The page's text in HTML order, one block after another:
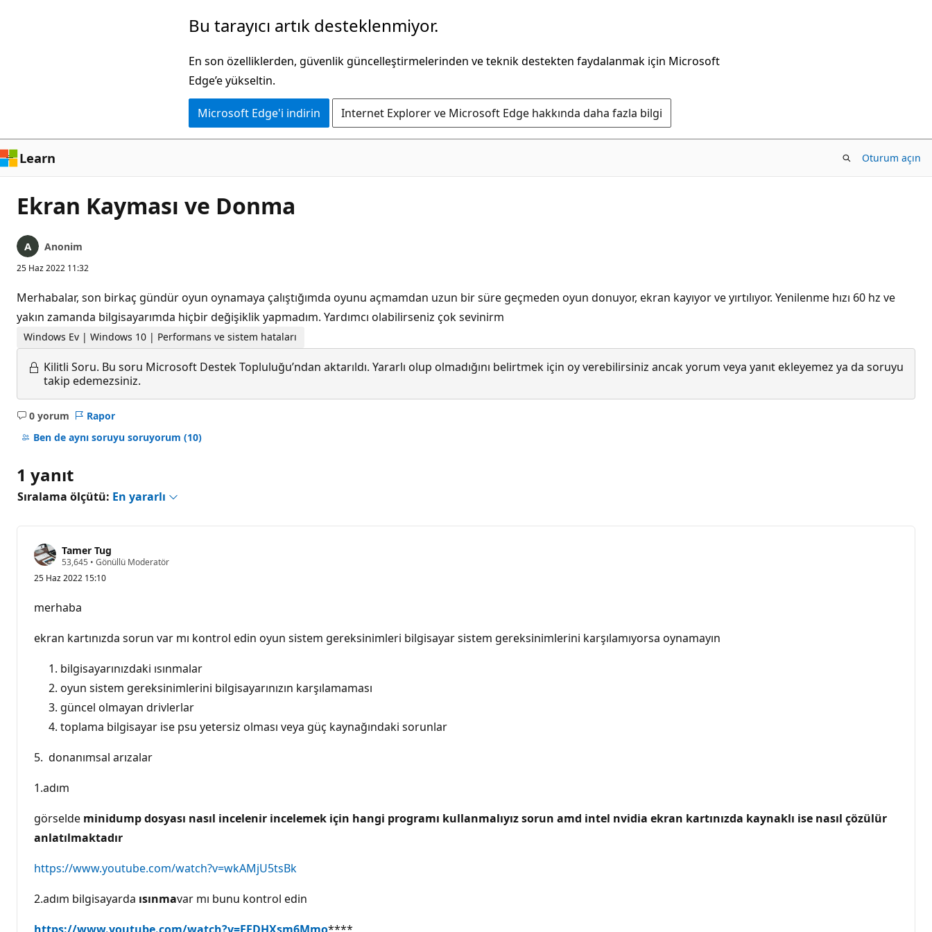
Bu tarayıcı artık desteklenmiyor.
En son özelliklerden, güvenlik güncelleştirmelerinden ve teknik destekten faydalanmak için Microsoft
Edge’e yükseltin.
Microsoft Edge'i indirin Internet Explorer ve Microsoft Edge hakkında daha fazla bilgi
Learn Oturum açın
Ekran Kayması ve Donma
Anonim
25 Haz 2022 11:32
Merhabalar, son birkaç gündür oyun oynamaya çalıştığımda oyunu açmamdan uzun bir süre geçmeden oyun donuyor, ekran kayıyor ve yırtılıyor. Yenilenme hızı 60 hz ve
yakın zamanda bilgisayarımda hiçbir değişiklik yapmadım. Yardımcı olabilirseniz çok sevinirm
Windows Ev | Windows 10 | Performans ve sistem hataları
Kilitli Soru. Bu soru Microsoft Destek Topluluğu’ndan aktarıldı. Yararlı olup olmadığını belirtmek için oy verebilirsiniz ancak yorum veya yanıt ekleyemez ya da soruyu
takip edemezsiniz.
0 yorum
Açıklama
yok
Rapor
Ben de aynı soruyu soruyorum (10)
1 yanıt
Sıralama ölçütü: En yararlı
Tamer Tug
53,645 S
y
ı
k
u
a
n
• Gönüllü Moderatör
25 Haz 2022 15:10
merhaba
ekran kartınızda sorun var mı kontrol edin oyun sistem gereksinimleri bilgisayar sistem gereksinimlerini karşılamıyorsa oynamayın
bilgisayarınızdaki ısınmalar
oyun sistem gereksinimlerini bilgisayarınızın karşılamaması
güncel olmayan drivlerlar
toplama bilgisayar ise psu yetersiz olması veya güç kaynağındaki sorunlar
5. donanımsal arızalar
1.adım
görselde minidump dosyası nasıl incelenir incelemek için hangi programı kullanmalıyız sorun amd intel nvidia ekran kartınızda kaynaklı ise nasıl çözülür
anlatılmaktadır
https://www.youtube.com/watch?v=wkAMjU5tsBk
2.adım bilgisayarda ısınmavar mı bunu kontrol edin
https://www.youtube.com/watch?v=EEDHXsm6Mmo****